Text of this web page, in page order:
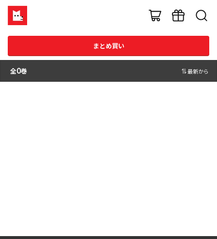
まとめ買い
全0巻 最新から